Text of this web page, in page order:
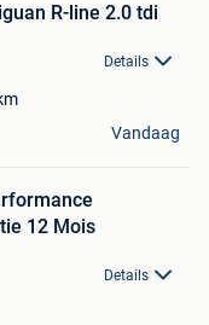
R-line 2.0 tdi
Details
Vandaag
12 Mois
Details